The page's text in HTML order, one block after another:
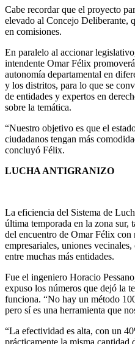
Cabe recordar que el proyecto
elevado al Concejo Deliberante,
en comisiones.
En paralelo al accionar
intendente Omar Félix
autonomía departamental en
y los distritos, para lo que se
de entidades y expertos en
sobre la temática.
“Nuestro objetivo es que el
ciudadanos tengan más
concluyó Félix.
LUCHA ANTIGRANIZO
La eficiencia del Sistema de
última temporada en la zona sur,
del encuentro de Omar Félix con
empresariales, uniones
entre muchas más entidades.
Fue el ingeniero Horacio
expuso los números que dejó la
funciona. “No hay un método
pero sí es una herramienta que
“La efectividad es alta, con un
prácticamente la misma cantidad